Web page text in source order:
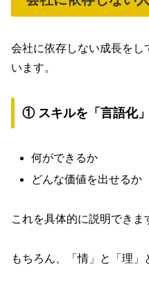
会社に依存しない成長をし
います。
① スキルを「言語化
何ができるか
どんな価値を出せるか
これを具体的に説明できま
もちろん、「情」と「理」